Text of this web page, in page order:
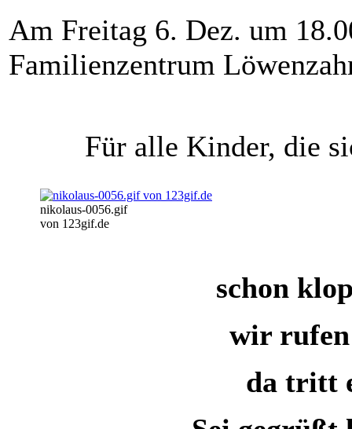
Am Freitag 6. Dez. um
Familienzentrum
Für alle Kinder, die
nikolaus-0056.gif
von 123gif.de
schon
wir
da tritt